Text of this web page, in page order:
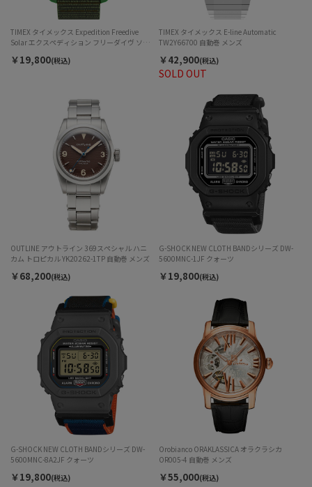
TIMEX タイメックス Expedition Freedive
Solar エクスペディション フリーダイヴ ソー
￥19,800(税込)
SOLD OUT
TIMEX タイメックス E-line Automatic
TW2Y66700 自動巻 メンズ
￥42,900(税込)
OUTLINE アウトライン 369スペシャル ハニ
カム トロピカル YK20262-1TP 自動巻 メンズ
￥68,200(税込)
G-SHOCK NEW CLOTH BANDシリーズ DW-
5600MNC-1JF クォーツ
￥19,800(税込)
G-SHOCK NEW CLOTH BANDシリーズ DW-
5600MNC-8A2JF クォーツ
￥19,800(税込)
Orobianco ORAKLASSICA オラクラシカ
OR005-4 自動巻 メンズ
￥55,000(税込)